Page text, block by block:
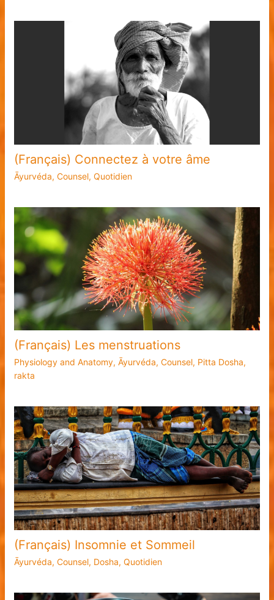
(Français) Connectez à votre âme
Āyurvéda, Counsel, Quotidien
(Français) Les menstruations
Physiology and Anatomy, Āyurvéda, Counsel, Pitta Dosha,
rakta
(Français) Insomnie et Sommeil
Āyurvéda, Counsel, Dosha, Quotidien